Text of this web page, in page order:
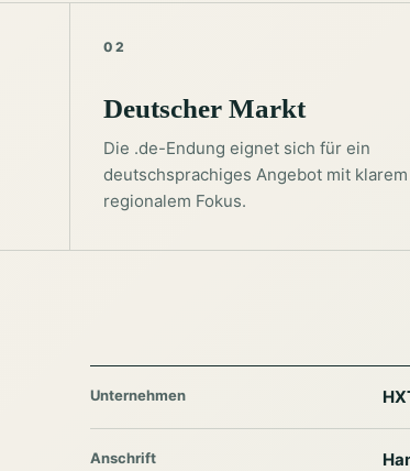
02
Deutscher Markt
Die .de-Endung eignet sich für ein
deutschsprachiges Angebot mit klarem
regionalem Fokus.
Unternehmen
Anschrift